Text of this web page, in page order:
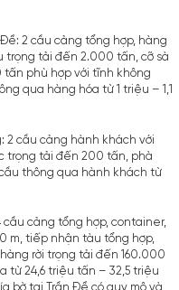
2 cầu cảng tổng hợp, hàng
trọng tải đến 2.000 tấn, cỡ sà
phù hợp với tĩnh không
qua hàng hóa từ 1 triệu – 1,1
2 cầu cảng hành khách với
trọng tải đến 200 tấn, phà
thông qua hành khách từ
cầu cảng tổng hợp, container,
m, tiếp nhận tàu tổng hợp,
rời trọng tải đến 160.000
từ 24,6 triệu tấn – 32,5 triệu